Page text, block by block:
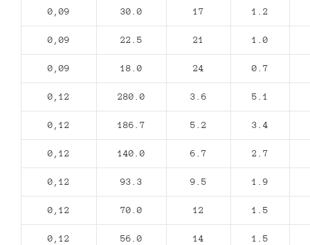
0,09 30.0 17 1.2
0,09 22.5 21 1.0
0,09 18.0 24 0.7
0,12 280.0 3.6 5.1
0,12 186.7 5.2 3.4
0,12 140.0 6.7 2.7
0,12 93.3 9.5 1.9
0,12 70.0 12 1.5
0,12 56.0 14 1.5